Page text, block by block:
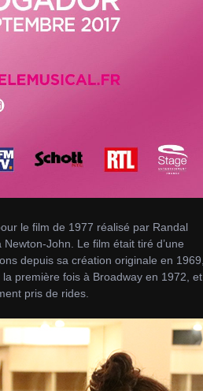
le film de 1977 réalisé par Randal
John. Le film était tiré d’une
depuis sa création originale en 1969,
première fois à Broadway en 1972, et
pris de rides.